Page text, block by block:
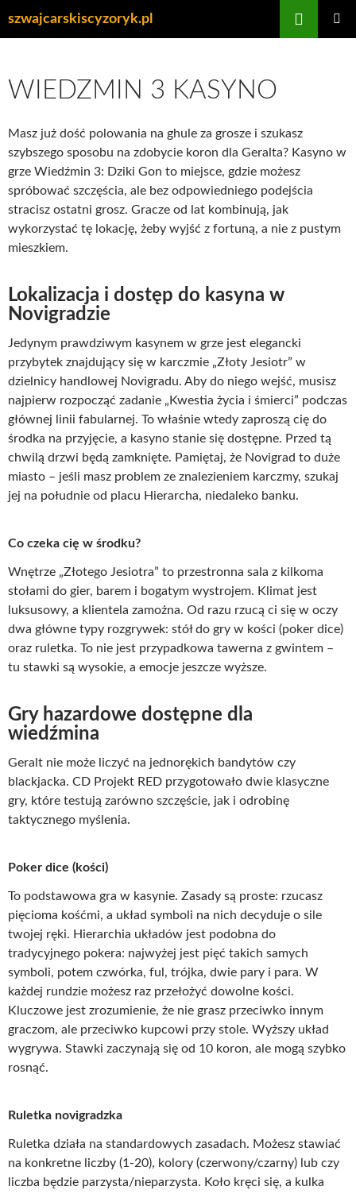
szwajcarskiscyzoryk.pl
WIEDZMIN 3 KASYNO
Masz już dość polowania na ghule za grosze i szukasz
szybszego sposobu na zdobycie koron dla Geralta? Kasyno w
grze Wiedźmin 3: Dziki Gon to miejsce, gdzie możesz
spróbować szczęścia, ale bez odpowiedniego podejścia
stracisz ostatni grosz. Gracze od lat kombinują, jak
wykorzystać tę lokację, żeby wyjść z fortuną, a nie z pustym
mieszkiem.
Lokalizacja i dostęp do kasyna w
Novigradzie
Jedynym prawdziwym kasynem w grze jest elegancki
przybytek znajdujący się w karczmie „Złoty Jesiotr” w
dzielnicy handlowej Novigradu. Aby do niego wejść, musisz
najpierw rozpocząć zadanie „Kwestia życia i śmierci” podczas
głównej linii fabularnej. To właśnie wtedy zaproszą cię do
środka na przyjęcie, a kasyno stanie się dostępne. Przed tą
chwilą drzwi będą zamknięte. Pamiętaj, że Novigrad to duże
miasto – jeśli masz problem ze znalezieniem karczmy, szukaj
jej na południe od placu Hierarcha, niedaleko banku.
Co czeka cię w środku?
Wnętrze „Złotego Jesiotra” to przestronna sala z kilkoma
stołami do gier, barem i bogatym wystrojem. Klimat jest
luksusowy, a klientela zamożna. Od razu rzucą ci się w oczy
dwa główne typy rozgrywek: stół do gry w kości (poker dice)
oraz ruletka. To nie jest przypadkowa tawerna z gwintem –
tu stawki są wysokie, a emocje jeszcze wyższe.
Gry hazardowe dostępne dla
wiedźmina
Geralt nie może liczyć na jednorękich bandytów czy
blackjacka. CD Projekt RED przygotowało dwie klasyczne
gry, które testują zarówno szczęście, jak i odrobinę
taktycznego myślenia.
Poker dice (kości)
To podstawowa gra w kasynie. Zasady są proste: rzucasz
pięcioma kośćmi, a układ symboli na nich decyduje o sile
twojej ręki. Hierarchia układów jest podobna do
tradycyjnego pokera: najwyżej jest pięć takich samych
symboli, potem czwórka, ful, trójka, dwie pary i para. W
każdej rundzie możesz raz przełożyć dowolne kości.
Kluczowe jest zrozumienie, że nie grasz przeciwko innym
graczom, ale przeciwko kupcowi przy stole. Wyższy układ
wygrywa. Stawki zaczynają się od 10 koron, ale mogą szybko
rosnąć.
Ruletka novigradzka
Ruletka działa na standardowych zasadach. Możesz stawiać
na konkretne liczby (1-20), kolory (czerwony/czarny) lub czy
liczba będzie parzysta/nieparzysta. Koło kręci się, a kulka